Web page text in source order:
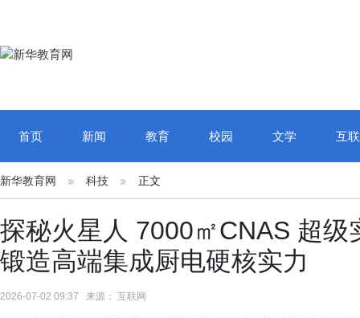
首页 新闻 教育 校园 文学 互
新华教育网 科技 正文
探秘火星人 7000㎡CNAS 超
锻造高端集成厨电硬核实力
2026-07-02 09:37 来源： 互联网